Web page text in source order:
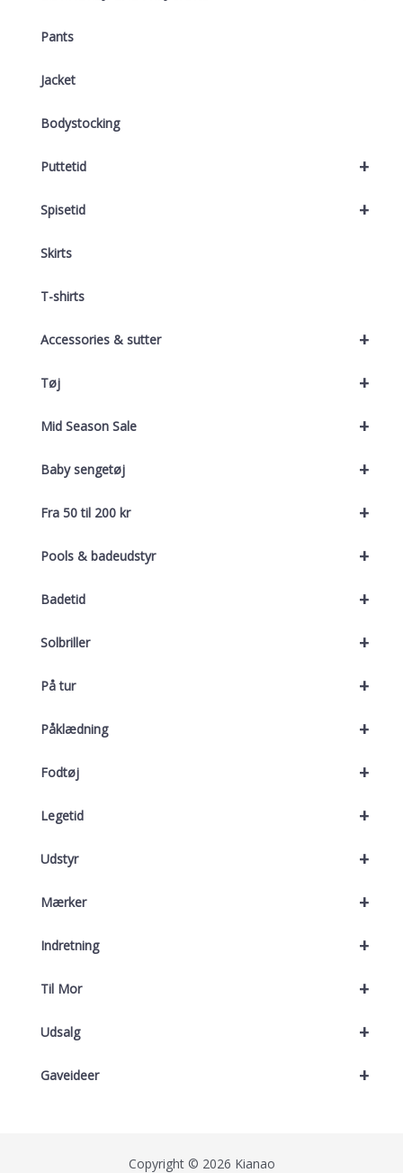
Pants
Jacket
Bodystocking
+
Puttetid
+
Spisetid
Skirts
T-shirts
+
Accessories & sutter
+
Tøj
+
Mid Season Sale
+
Baby sengetøj
+
Fra 50 til 200 kr
+
Pools & badeudstyr
+
Badetid
+
Solbriller
+
På tur
+
Påklædning
+
Fodtøj
+
Legetid
+
Udstyr
+
Mærker
+
Indretning
+
Til Mor
+
Udsalg
+
Gaveideer
Copyright © 2026 Kianao